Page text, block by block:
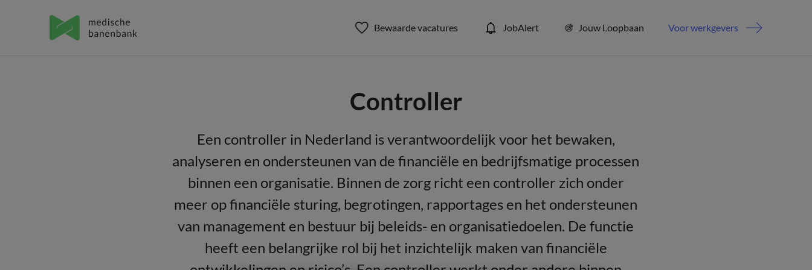
Bewaarde vacatures JobAlert Jouw Loopbaan Voor werkgevers
Controller
Een controller in Nederland is verantwoordelijk voor het bewaken,
analyseren en ondersteunen van de financiële en bedrijfsmatige processen
binnen een organisatie. Binnen de zorg richt een controller zich onder
meer op financiële sturing, begrotingen, rapportages en het ondersteunen
van management en bestuur bij beleids- en organisatiedoelen. De functie
heeft een belangrijke rol bij het inzichtelijk maken van financiële